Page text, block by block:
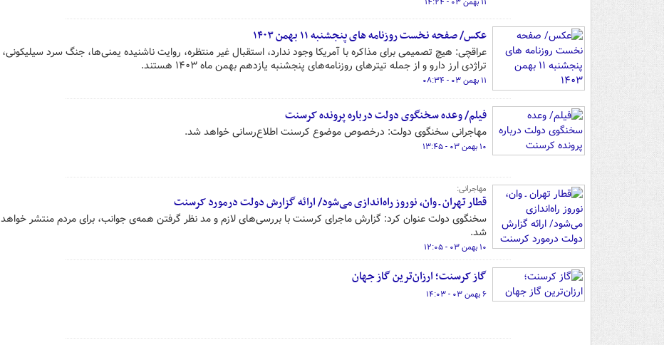
عکس/ صفحه نخست روزنامه های پنجشنبه ۱۱ بهمن ۱۴۰۳
عراقچی: هیچ تصمیمی برای مذاکره با آمریکا وجود ندارد، استقبال غیر منتظره، روایت ناشنیده یمنی‌ها، جنگ سرد سیلیکونی،
تراژدی ارز دارو و از جمله تیترهای روزنامه‌های پنجشنبه یازدهم بهمن ماه ۱۴۰۳ هستند.
۱۱ بهمن ۰۳ - ۰۸:۳۴
فیلم/ وعده سخنگوی دولت درباره پرونده کرسنت
مهاجرانی سخنگوی دولت: درخصوص موضوع کرسنت اطلاع‌رسانی خواهد شد.
۱۰ بهمن ۰۳ - ۱۳:۴۵
مهاجرانی:
قطار تهران ـ وان، نوروز راه‌اندازی می‌شود/ ارائه گزارش دولت درمورد کرسنت
سخنگوی دولت عنوان کرد: گزارش ماجرای کرسنت با بررسی‌های لازم و مد نظر گرفتن همه‌ی جوانب، برای مردم منتشر خواهد
شد.
۱۰ بهمن ۰۳ - ۱۲:۰۵
گاز کرسنت؛ ارزان‌ترین گاز جهان
۶ بهمن ۰۳ - ۱۴:۰۳